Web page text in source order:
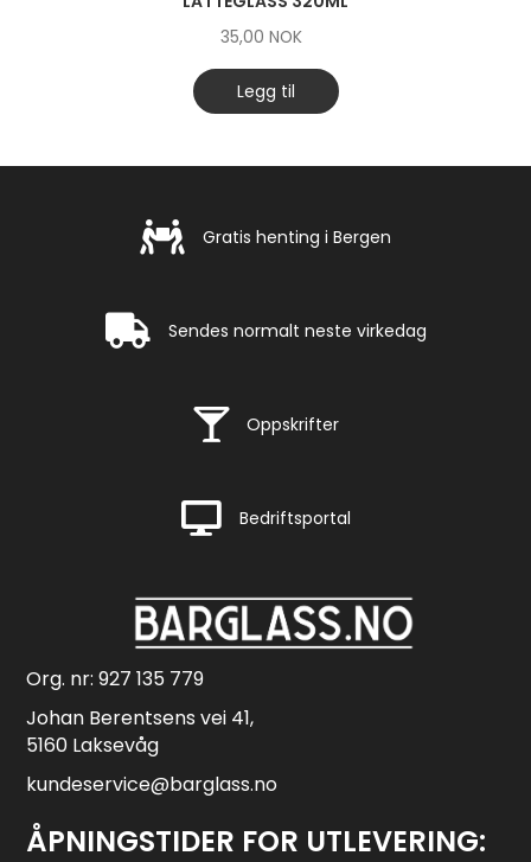
35,00 NOK
Legg til
Gratis henting i Bergen
Gratis henting i Bergen
Rask levering
Sendes normalt neste virkedag
Rask levering
Oppskrifter
Rask levering
Bedriftsportal
Org. nr: 927 135 779
Johan Berentsens vei 41,
5160 Laksevåg
kundeservice@barglass.no
ÅPNINGSTIDER FOR UTLEVERING: